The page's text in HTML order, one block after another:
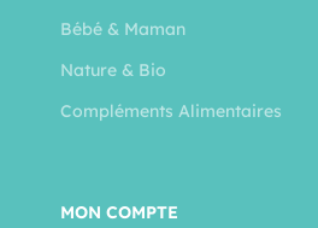
Bébé & Maman
Nature & Bio
Compléments Alimentaires
MON COMPTE